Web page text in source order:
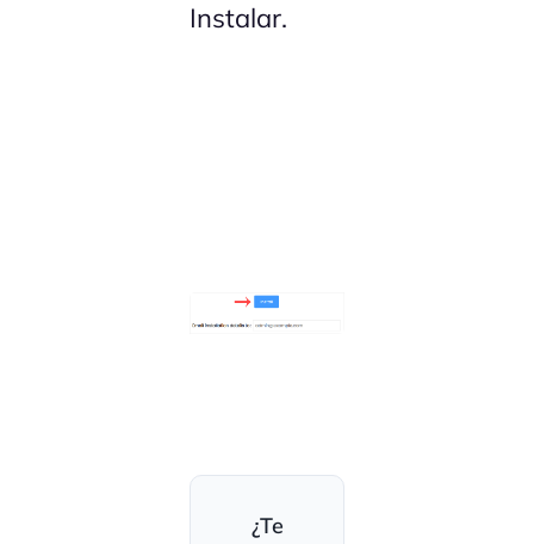
Instalar.
¿Te